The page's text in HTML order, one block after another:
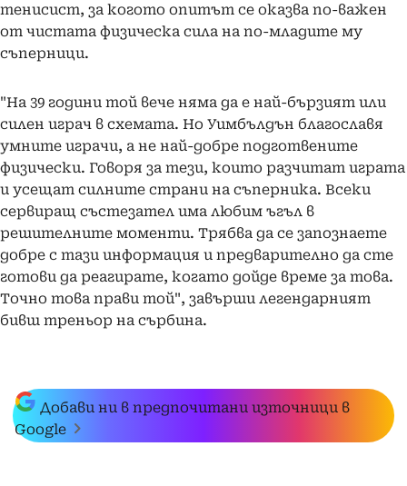
тенисист, за когото опитът се оказва по-важен
от чистата физическа сила на по-младите му
съперници.
"На 39 години той вече няма да е най-бързият или
силен играч в схемата. Но Уимбълдън благославя
умните играчи, а не най-добре подготвените
физически. Говоря за тези, които разчитат играта
и усещат силните страни на съперника. Всеки
сервиращ състезател има любим ъгъл в
решителните моменти. Трябва да се запознаете
добре с тази информация и предварително да сте
готови да реагирате, когато дойде време за това.
Точно това прави той", завърши легендарният
бивш треньор на сърбина.
Добави ни в предпочитани източници в
Google